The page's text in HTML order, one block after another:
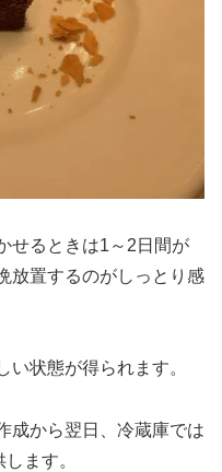
せるときは1～2日間が
放置するのがしっとり感
い状態が得られます。
成から翌日、冷蔵庫では
ます。